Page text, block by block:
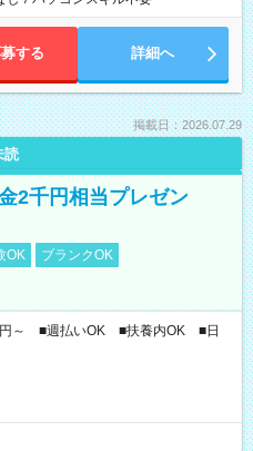
する 詳細へ
掲載日：2026.07.29
読
2千円相当プレゼン
OK
ブランクOK
円～ ■週払いOK ■扶養内OK ■日